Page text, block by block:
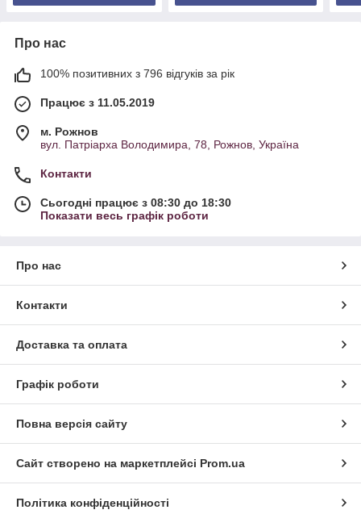
Про нас
100% позитивних з 796 відгуків за рік
Працює з 11.05.2019
м. Рожнов
вул. Патріарха Володимира, 78, Рожнов, Україна
Контакти
Сьогодні працює з 08:30 до 18:30
Показати весь графік роботи
Про нас
Контакти
Доставка та оплата
Графік роботи
Повна версія сайту
Сайт створено на маркетплейсі Prom.ua
Політика конфіденційності